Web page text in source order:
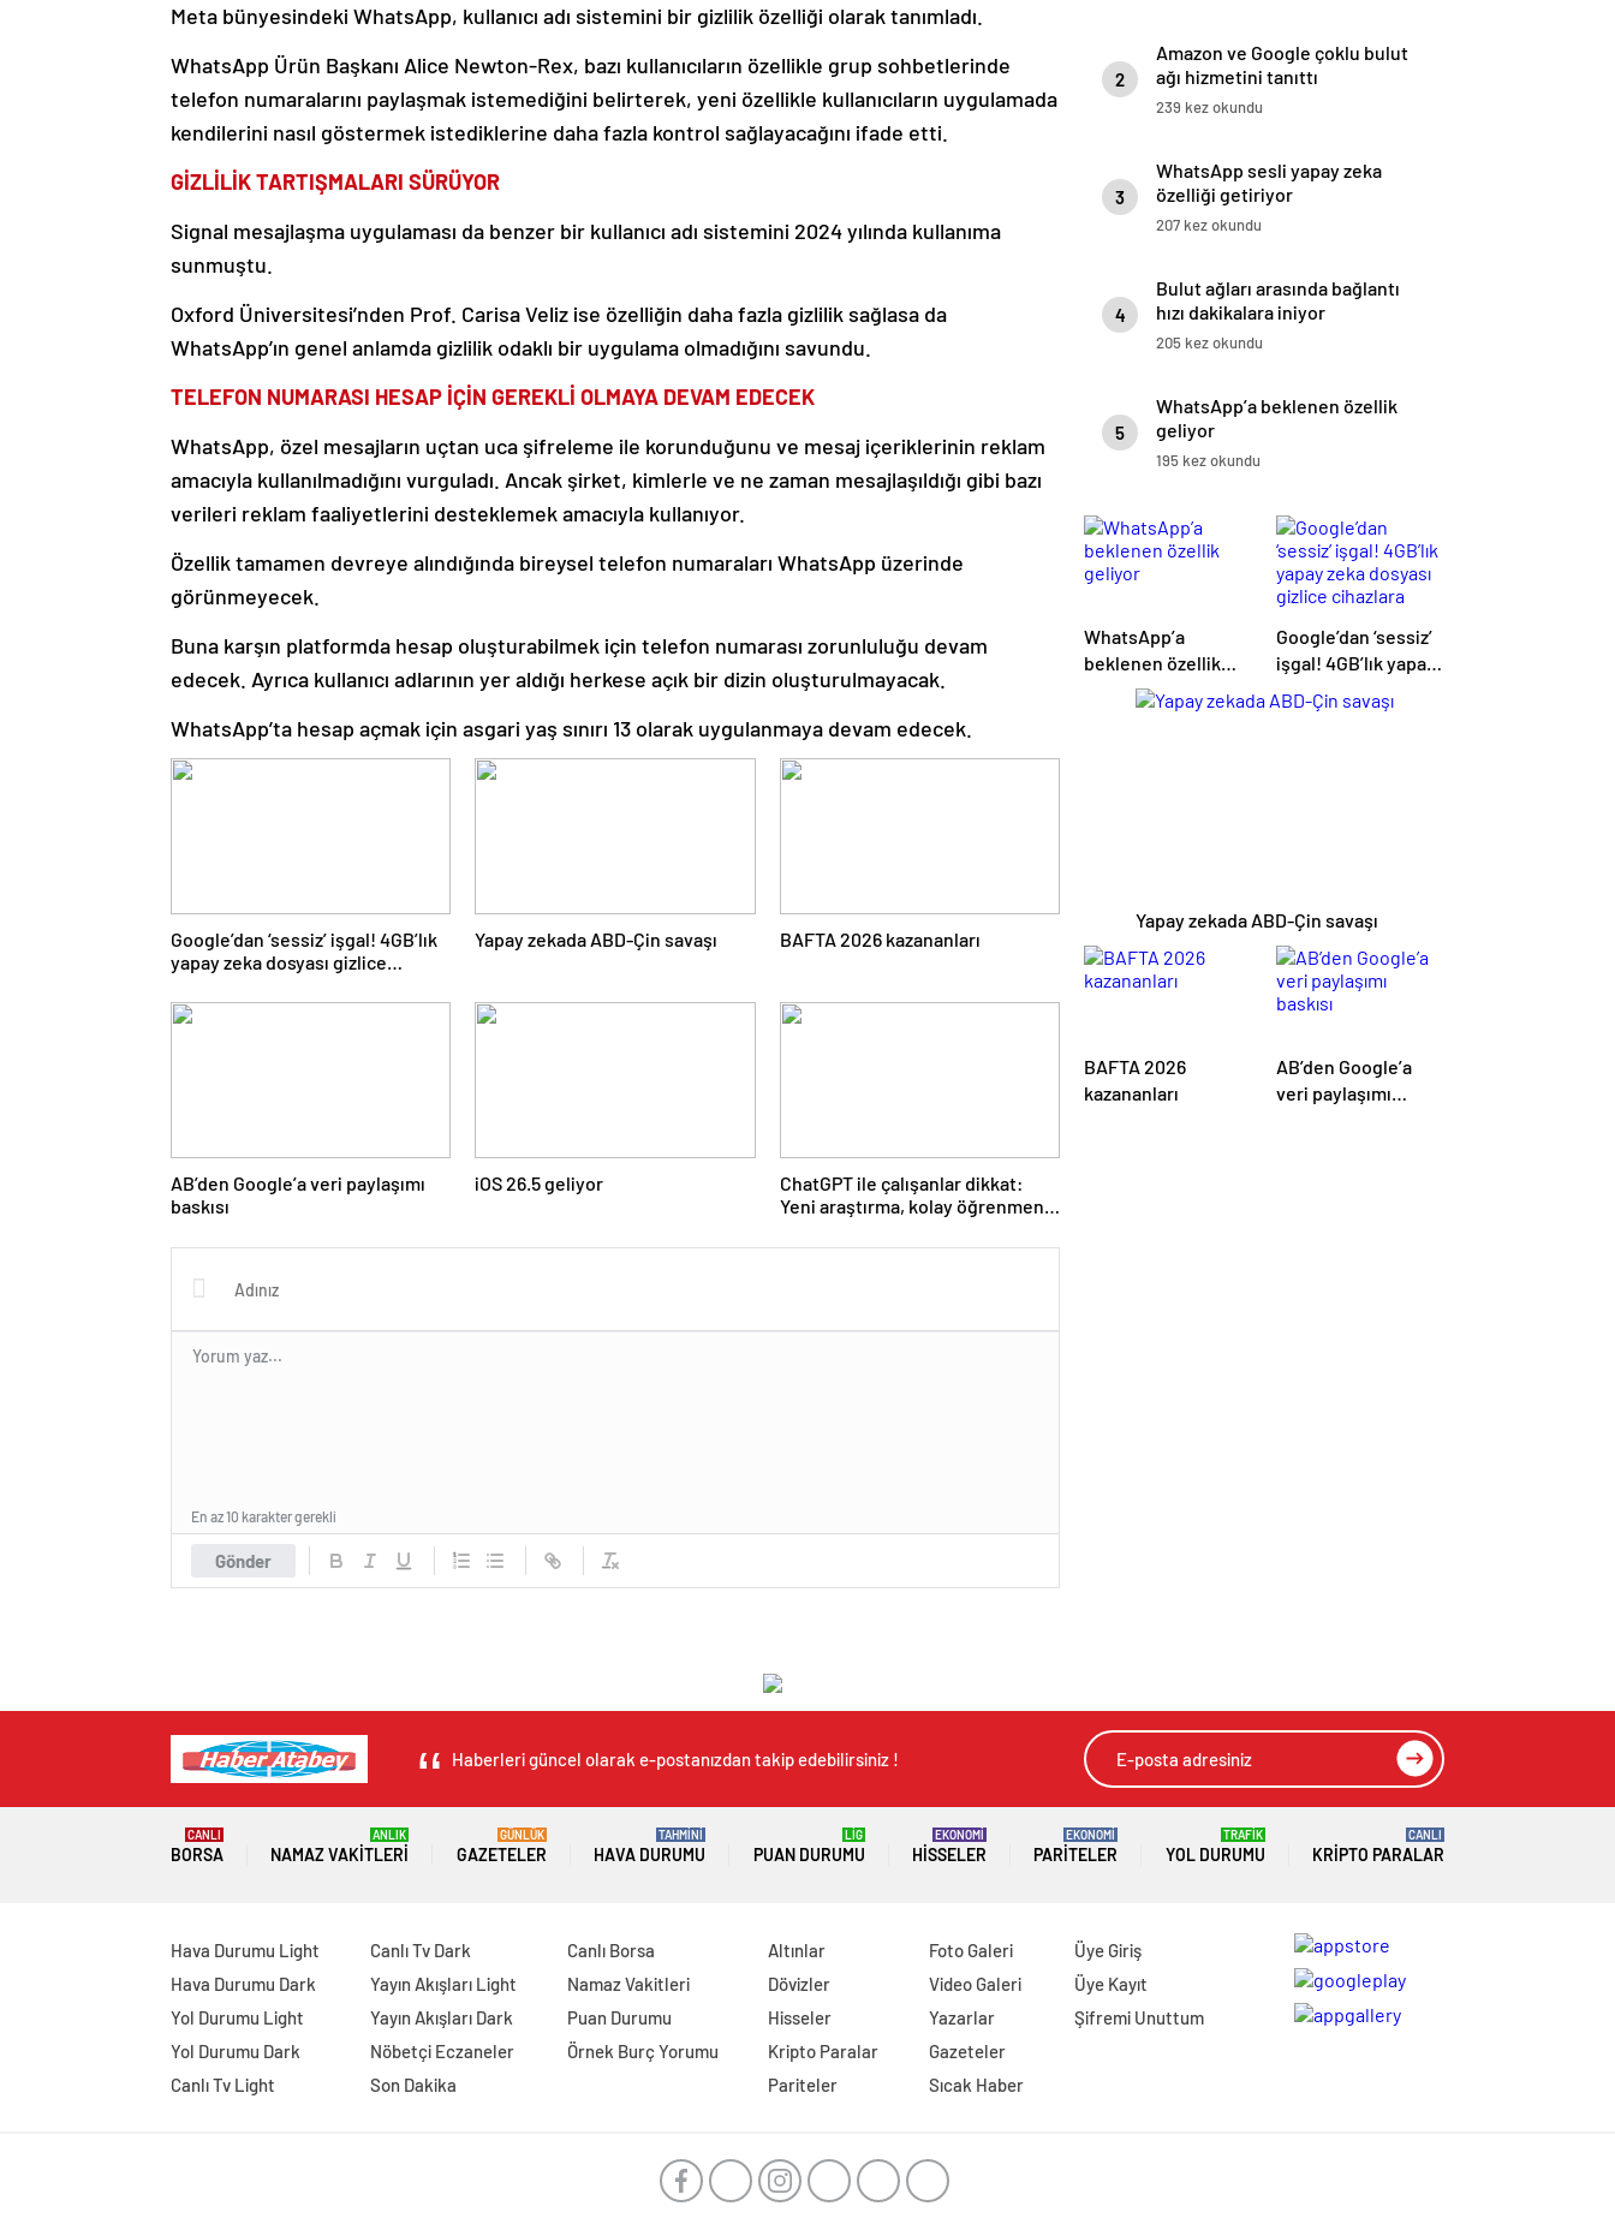
Meta bünyesindeki WhatsApp, kullanıcı adı sistemini bir gizlilik özelliği olarak tanımladı.
WhatsApp Ürün Başkanı Alice Newton-Rex, bazı kullanıcıların özellikle grup sohbetlerinde
telefon numaralarını paylaşmak istemediğini belirterek, yeni özellikle kullanıcıların uygulamada
kendilerini nasıl göstermek istediklerine daha fazla kontrol sağlayacağını ifade etti.
GİZLİLİK TARTIŞMALARI SÜRÜYOR
Signal mesajlaşma uygulaması da benzer bir kullanıcı adı sistemini 2024 yılında kullanıma
sunmuştu.
Oxford Üniversitesi’nden Prof. Carisa Veliz ise özelliğin daha fazla gizlilik sağlasa da
WhatsApp’ın genel anlamda gizlilik odaklı bir uygulama olmadığını savundu.
TELEFON NUMARASI HESAP İÇİN GEREKLİ OLMAYA DEVAM EDECEK
WhatsApp, özel mesajların uçtan uca şifreleme ile korunduğunu ve mesaj içeriklerinin reklam
amacıyla kullanılmadığını vurguladı. Ancak şirket, kimlerle ve ne zaman mesajlaşıldığı gibi bazı
verileri reklam faaliyetlerini desteklemek amacıyla kullanıyor.
Özellik tamamen devreye alındığında bireysel telefon numaraları WhatsApp üzerinde
görünmeyecek.
Buna karşın platformda hesap oluşturabilmek için telefon numarası zorunluluğu devam
edecek. Ayrıca kullanıcı adlarının yer aldığı herkese açık bir dizin oluşturulmayacak.
WhatsApp’ta hesap açmak için asgari yaş sınırı 13 olarak uygulanmaya devam edecek.
Google’dan ‘sessiz’ işgal! 4GB’lık
yapay zeka dosyası gizlice
Yapay zekada ABD-Çin savaşı BAFTA 2026 kazananları
AB’den Google’a veri paylaşımı
baskısı
iOS 26.5 geliyor
ChatGPT ile çalışanlar dikkat:
Yeni araştırma, kolay öğrenmenin
olabileceğini söylüyor
Gönder
En az 10 karakter gerekli
2
Amazon ve Google çoklu bulut
ağı hizmetini tanıttı
239 kez okundu
3
WhatsApp sesli yapay zeka
özelliği getiriyor
207 kez okundu
4
Bulut ağları arasında bağlantı
hızı dakikalara iniyor
205 kez okundu
5
WhatsApp’a beklenen özellik
geliyor
195 kez okundu
WhatsApp’a
beklenen özellik
geliyor
Google’dan ‘sessiz’
işgal! 4GB’lık yapay
zeka dosyası gizlice
cihazlara yerleştirdi
Yapay zekada ABD-Çin savaşı
BAFTA 2026
kazananları
AB’den Google’a
veri paylaşımı
Haberleri güncel olarak e-postanızdan takip edebilirsiniz !
BORSA
CANLI
NAMAZ VAKITLERI
ANLIK
GAZETELER
GÜNLÜK
HAVA DURUMU
TAHMİNİ
PUAN DURUMU
LİG
HISSELER
EKONOMİ
PARITELER
EKONOMİ
YOL DURUMU
TRAFİK
KRIPTO PARALAR
CANLI
Hava Durumu Light
Hava Durumu Dark
Yol Durumu Light
Yol Durumu Dark
Canlı Tv Light
Canlı Tv Dark
Yayın Akışları Light
Yayın Akışları Dark
Nöbetçi Eczaneler
Son Dakika
Canlı Borsa
Namaz Vakitleri
Puan Durumu
Örnek Burç Yorumu
Altınlar
Dövizler
Hisseler
Kripto Paralar
Pariteler
Foto Galeri
Video Galeri
Yazarlar
Gazeteler
Sıcak Haber
Üye Giriş
Üye Kayıt
Şifremi Unuttum